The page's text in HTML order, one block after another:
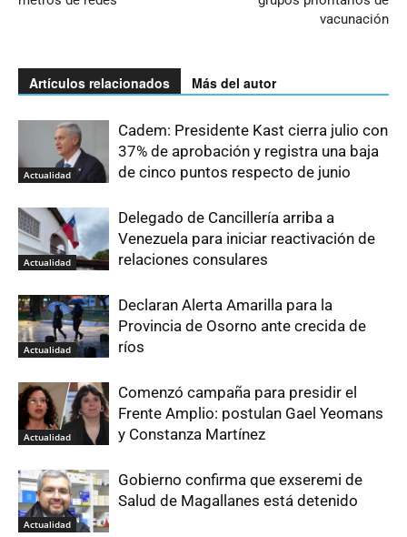
vacunación
Artículos relacionados Más del autor
Actualidad
Cadem: Presidente Kast cierra julio con
37% de aprobación y registra una baja
de cinco puntos respecto de junio
Actualidad
Delegado de Cancillería arriba a
Venezuela para iniciar reactivación de
relaciones consulares
Actualidad
Declaran Alerta Amarilla para la
Provincia de Osorno ante crecida de
ríos
Actualidad
Comenzó campaña para presidir el
Frente Amplio: postulan Gael Yeomans
y Constanza Martínez
Actualidad
Gobierno confirma que exseremi de
Salud de Magallanes está detenido